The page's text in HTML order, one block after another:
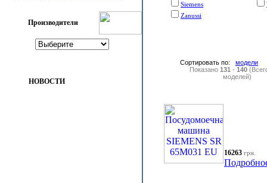
Производители
НОВОСТИ
Siemens
Zanussi
Сортировать по: модели
Показано 131 - 140
моделей)
16263 грн.